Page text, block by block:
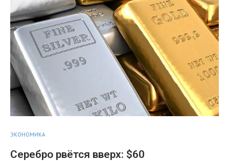
ЭКОНОМИКА
Серебро рвётся вверх: $60